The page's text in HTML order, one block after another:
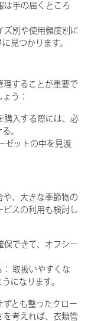
は手の届くところ
ズ別や使用頻度別に
見つかります。
理することが重要で
う：
購入する際には、必
。
ゼットの中を見渡
や、大きな季節物の
ビスの利用も検討し
保できて、オフシー
取扱いやすくな
になります。
ずとも整ったクロー
を考えれば、衣類管